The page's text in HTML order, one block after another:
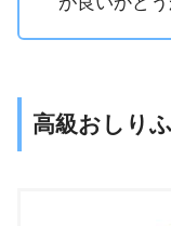
高級おしり